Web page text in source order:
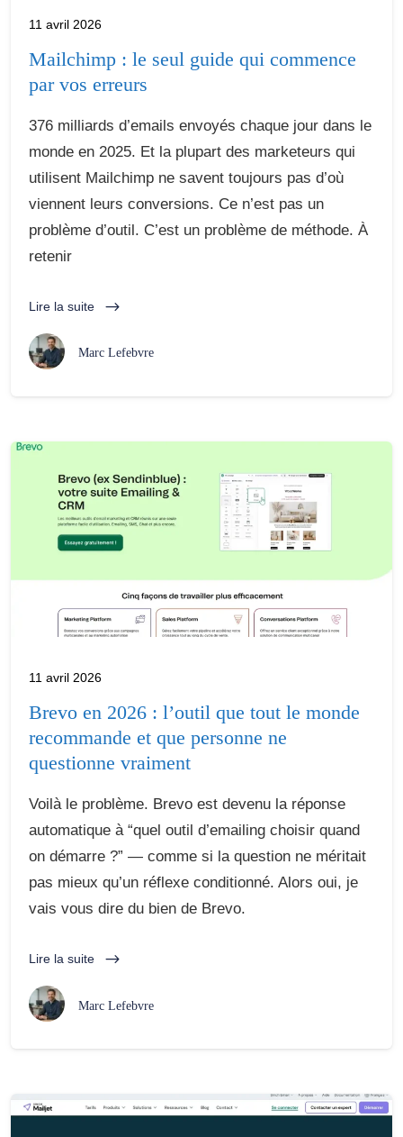
11 avril 2026
Mailchimp : le seul guide qui commence
par vos erreurs
376 milliards d’emails envoyés chaque jour dans le
monde en 2025. Et la plupart des marketeurs qui
utilisent Mailchimp ne savent toujours pas d’où
viennent leurs conversions. Ce n’est pas un
problème d’outil. C’est un problème de méthode. À
retenir
Lire la suite
Marc Lefebvre
11 avril 2026
Brevo en 2026 : l’outil que tout le monde
recommande et que personne ne
questionne vraiment
Voilà le problème. Brevo est devenu la réponse
automatique à “quel outil d’emailing choisir quand
on démarre ?” — comme si la question ne méritait
pas mieux qu’un réflexe conditionné. Alors oui, je
vais vous dire du bien de Brevo.
Lire la suite
Marc Lefebvre